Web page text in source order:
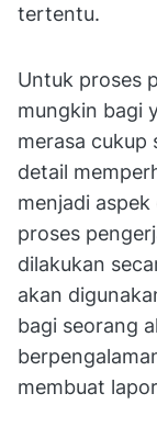
tertentu.
Untuk proses
mungkin bagi
merasa cukup
detail
menjadi
proses
dilakukan
akan
bagi seorang
membuat